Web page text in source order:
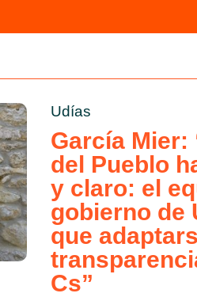
Udías
García Mier:
del Pueblo
y claro: el
gobierno de
que
Cs”